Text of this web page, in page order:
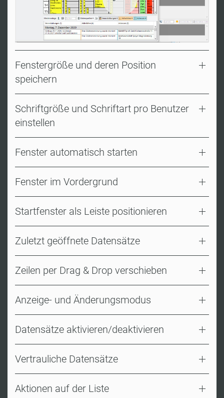
Fenstergröße und deren Position
speichern
Schriftgröße und Schriftart pro Benutzer
einstellen
Fenster automatisch starten
Fenster im Vordergrund
Startfenster als Leiste positionieren
Zuletzt geöffnete Datensätze
Zeilen per Drag & Drop verschieben
Anzeige- und Änderungsmodus
Datensätze aktivieren/deaktivieren
Vertrauliche Datensätze
Aktionen auf der Liste